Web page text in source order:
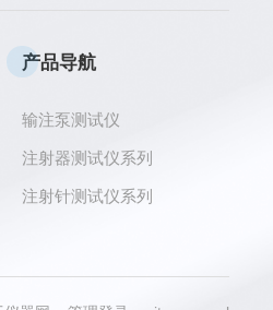
产品导航
输注泵测试仪
注射器测试仪系列
注射针测试仪系列